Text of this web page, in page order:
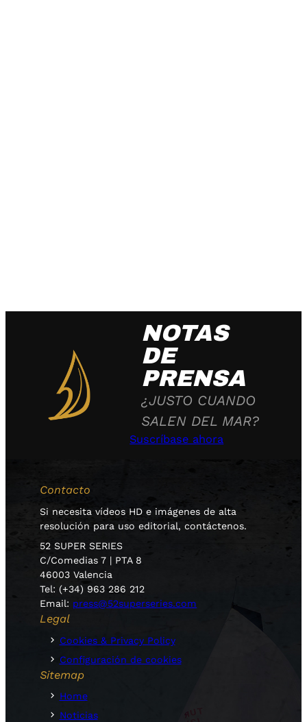
NOTAS
DE
PRENSA
¿JUSTO CUANDO
SALEN DEL MAR?
Suscríbase ahora
Contacto
Si necesita vídeos HD e imágenes de alta
resolución para uso editorial, contáctenos.
52 SUPER SERIES
C/Comedias 7 | PTA 8
46003 Valencia
Tel: (+34) 963 286 212
Email: press@52superseries.com
Legal
Cookies & Privacy Policy
Configuración de cookies
Sitemap
Home
Noticias